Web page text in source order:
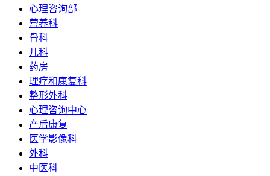
心理咨询部
营养科
骨科
儿科
药房
理疗和康复科
整形外科
心理咨询中心
产后康复
医学影像科
外科
中医科